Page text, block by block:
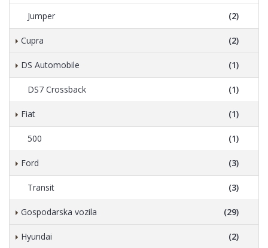
Jumper (2)
Cupra (2)
DS Automobile (1)
DS7 Crossback (1)
Fiat (1)
500 (1)
Ford (3)
Transit (3)
Gospodarska vozila (29)
Hyundai (2)